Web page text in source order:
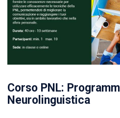
Corso PNL:
Neurolinguistica